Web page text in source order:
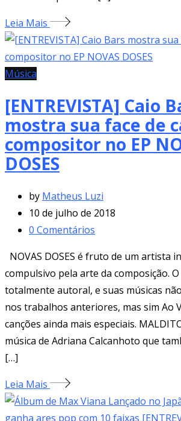
Leia Mais
Música
[ENTREVISTA] Caio
mostra sua face de
compositor no EP
DOSES
by Matheus Luzi
10 de julho de 2018
0 Comentários
NOVAS DOSES é fruto de um artista
compulsivo pela arte da composição. O
totalmente autoral, e suas músicas
nos trabalhos anteriores, mas sim Ao
canções ainda mais especiais.
música de Adriana Calcanhoto que
[…]
Leia Mais